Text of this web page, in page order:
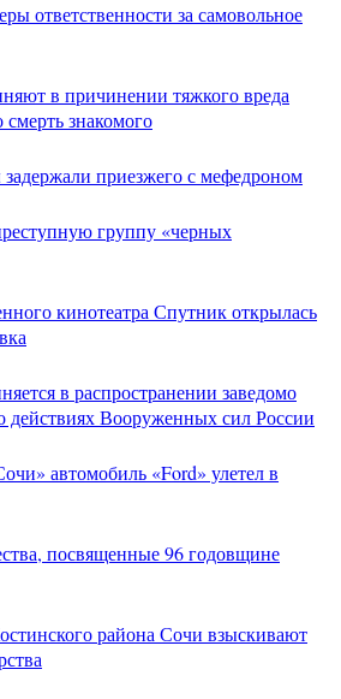
ответственности за самовольное
в причинении тяжкого вреда
знакомого
приезжего с мефедроном
группу «черных
кинотеатра Спутник открылась
в распространении заведомо
Вооруженных сил России
автомобиль «Ford» улетел в
посвященные 96 годовщине
района Сочи взыскивают